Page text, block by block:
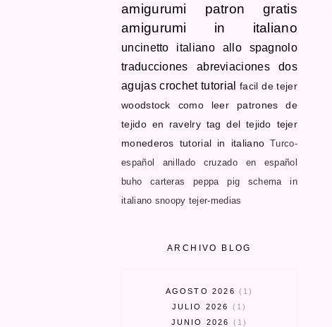
amigurumi patron gratis
amigurumi in italiano
uncinetto
italiano allo spagnolo
traducciones
abreviaciones dos
agujas crochet tutorial
facil de tejer
woodstock
como leer patrones de
tejido en ravelry tag del tejido tejer
monederos tutorial in italiano Turco-
español
anillado cruzado en español
buho
carteras
peppa pig schema in
italiano snoopy tejer-medias
ARCHIVO BLOG
AGOSTO 2026
1
JULIO 2026
1
JUNIO 2026
1